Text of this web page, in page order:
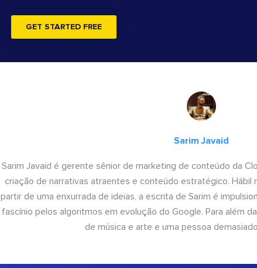
GET STARTED FREE
Sarim Javaid
Sarim Javaid é gerente sênior de marketing de conteúdo da
criação de narrativas atraentes e conteúdo estratégico. Hábil
partir de uma enxurrada de ideias, a escrita de Sarim é
fascínio pelos algoritmos em evolução do Google. Para além
de música e arte e uma pessoa